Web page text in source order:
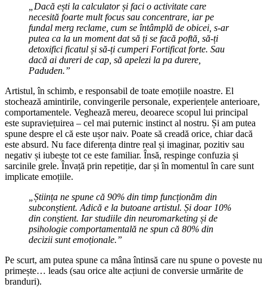
Dacă ești la calculator și faci o activitate care
necesită foarte mult focus sau concentrare, iar pe
fundal merg reclame, cum se întâmplă de obicei, s-ar
putea ca la un moment dat să ți se facă poftă, să-ți
detoxifici ficatul și să-ți cumperi Fortificat forte. Sau
dacă ai dureri de cap, să apelezi la pa durere,
Paduden.”
Artistul, în schimb, e responsabil de toate emoțiile noastre. El
stochează amintirile, convingerile personale, experiențele anterioare,
comportamentele. Veghează mereu, deoarece scopul lui principal
este supraviețuirea – cel mai puternic instinct al nostru. Și am putea
spune despre el că este ușor naiv. Poate să creadă orice, chiar dacă
este absurd. Nu face diferența dintre real și imaginar, pozitiv sau
negativ și iubește tot ce este familiar. Însă, respinge confuzia și
sarcinile grele. Învață prin repetiție, dar și în momentul în care sunt
implicate emoțiile.
Știința ne spune că 90% din timp funcționăm din
subconștient. Adică e la butoane artistul. Și doar 10%
din conștient. Iar studiile din neuromarketing și de
psihologie comportamentală ne spun că 80% din
decizii sunt emoționale.”
Pe scurt, am putea spune ca mâna întinsă care nu spune o poveste nu
primește… leads (sau orice alte acțiuni de conversie urmărite de
branduri).